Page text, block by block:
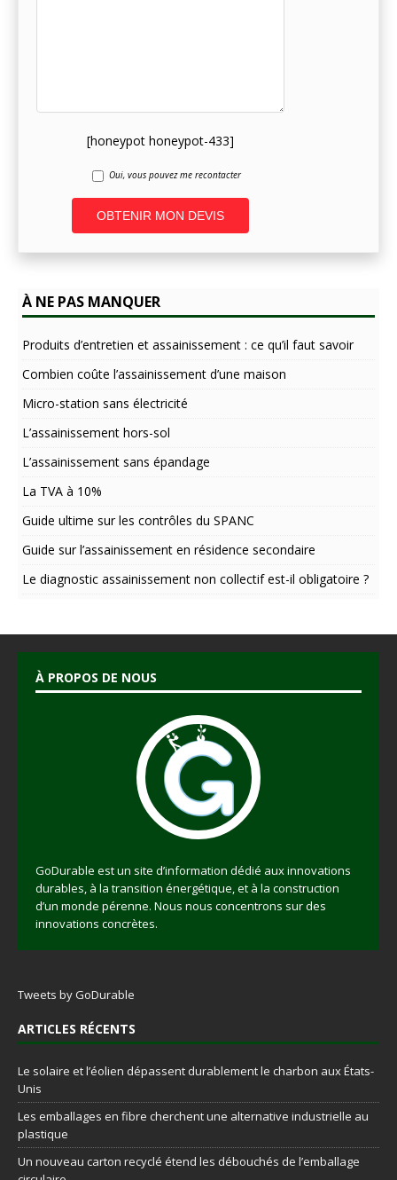
[honeypot honeypot-433]
Oui, vous pouvez me recontacter
l
r
n
t
i
e
:
À NE PAS MANQUER
Produits d’entretien et assainissement : ce qu’il faut savoir
Combien coûte l’assainissement d’une maison
Micro-station sans électricité
L’assainissement hors-sol
L’assainissement sans épandage
La TVA à 10%
Guide ultime sur les contrôles du SPANC
Guide sur l’assainissement en résidence secondaire
Le diagnostic assainissement non collectif est-il obligatoire ?
À PROPOS DE NOUS
GoDurable est un site d’information dédié aux innovations
durables, à la transition énergétique, et à la construction
d’un monde pérenne. Nous nous concentrons sur des
innovations concrètes.
Tweets by GoDurable
ARTICLES RÉCENTS
Le solaire et l’éolien dépassent durablement le charbon aux États-
Unis
Les emballages en fibre cherchent une alternative industrielle au
plastique
Un nouveau carton recyclé étend les débouchés de l’emballage